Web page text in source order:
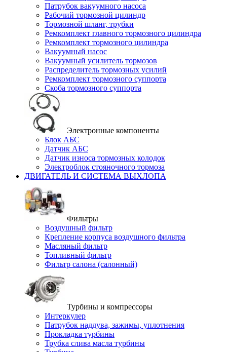
Патрубок вакуумного насоса
Рабочий тормозной цилиндр
Тормозной шланг, трубки
Ремкомплект главного тормозного цилиндра
Ремкомплект тормозного цилиндра
Вакуумный насос
Вакуумный усилитель тормозов
Распределитель тормозных усилий
Ремкомплект тормозного суппорта
Скоба тормозного суппорта
Электронные компоненты
Блок АБС
Датчик АБС
Датчик износа тормозных колодок
Электроблок стояночного тормоза
ДВИГАТЕЛЬ И СИСТЕМА ВЫХЛОПА
Фильтры
Воздушный фильтр
Крепление корпуса воздушного фильтра
Масляный фильтр
Топливный фильтр
Фильтр салона (салонный)
Турбины и компрессоры
Интеркулер
Патрубок наддува, зажимы, уплотнения
Прокладка турбины
Трубка слива масла турбины